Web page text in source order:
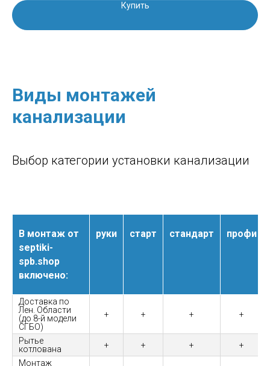
Купить
Виды монтажей
канализации
Выбор категории установки канализации
В монтаж от
septiki-
spb.shop
включено:
руки старт стандарт профи
Доставка по
Лен. Области
(до 8-й модели
СГБО)
+ + + +
Рытье
котлована
+ + +
+
Монтаж